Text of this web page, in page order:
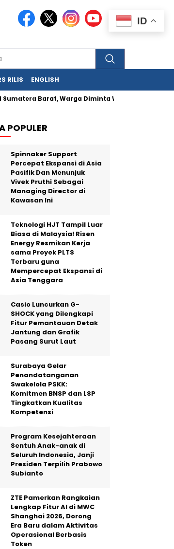
RILIS ENGLISH
Barat, Warga Diminta Waspada dan Tak
POPULER
Spinnaker Support
Percepat Ekspansi di Asia
Pasifik Dan Menunjuk
Vivek Pruthi Sebagai
Managing Director di
Kawasan Ini
Teknologi HJT Tampil Luar
Biasa di Malaysia! Risen
Energy Resmikan Kerja
sama Proyek PLTS
Terbaru guna
Mempercepat Ekspansi di
Asia Tenggara
Casio Luncurkan G-
SHOCK yang Dilengkapi
Fitur Pemantauan Detak
Jantung dan Grafik
Pasang Surut Laut
Surabaya Gelar
Penandatanganan
Swakelola PSKK:
Komitmen BNSP dan LSP
Tingkatkan Kualitas
Kompetensi
Program Kesejahteraan
Sentuh Anak-anak di
Seluruh Indonesia, Janji
Presiden Terpilih Prabowo
Subianto
ZTE Pamerkan Rangkaian
Lengkap Fitur AI di MWC
Shanghai 2026, Dorong
Era Baru dalam Aktivitas
Operasional Berbasis
Token
ID